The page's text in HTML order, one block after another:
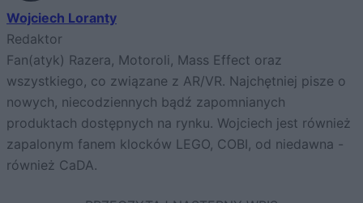
Wojciech Loranty
Redaktor
Fan(atyk) Razera, Motoroli, Mass Effect oraz
wszystkiego, co związane z AR/VR. Najchętniej pisze o
nowych, niecodziennych bądź zapomnianych
produktach dostępnych na rynku. Wojciech jest również
zapalonym fanem klocków LEGO, COBI, od niedawna -
również CaDA.